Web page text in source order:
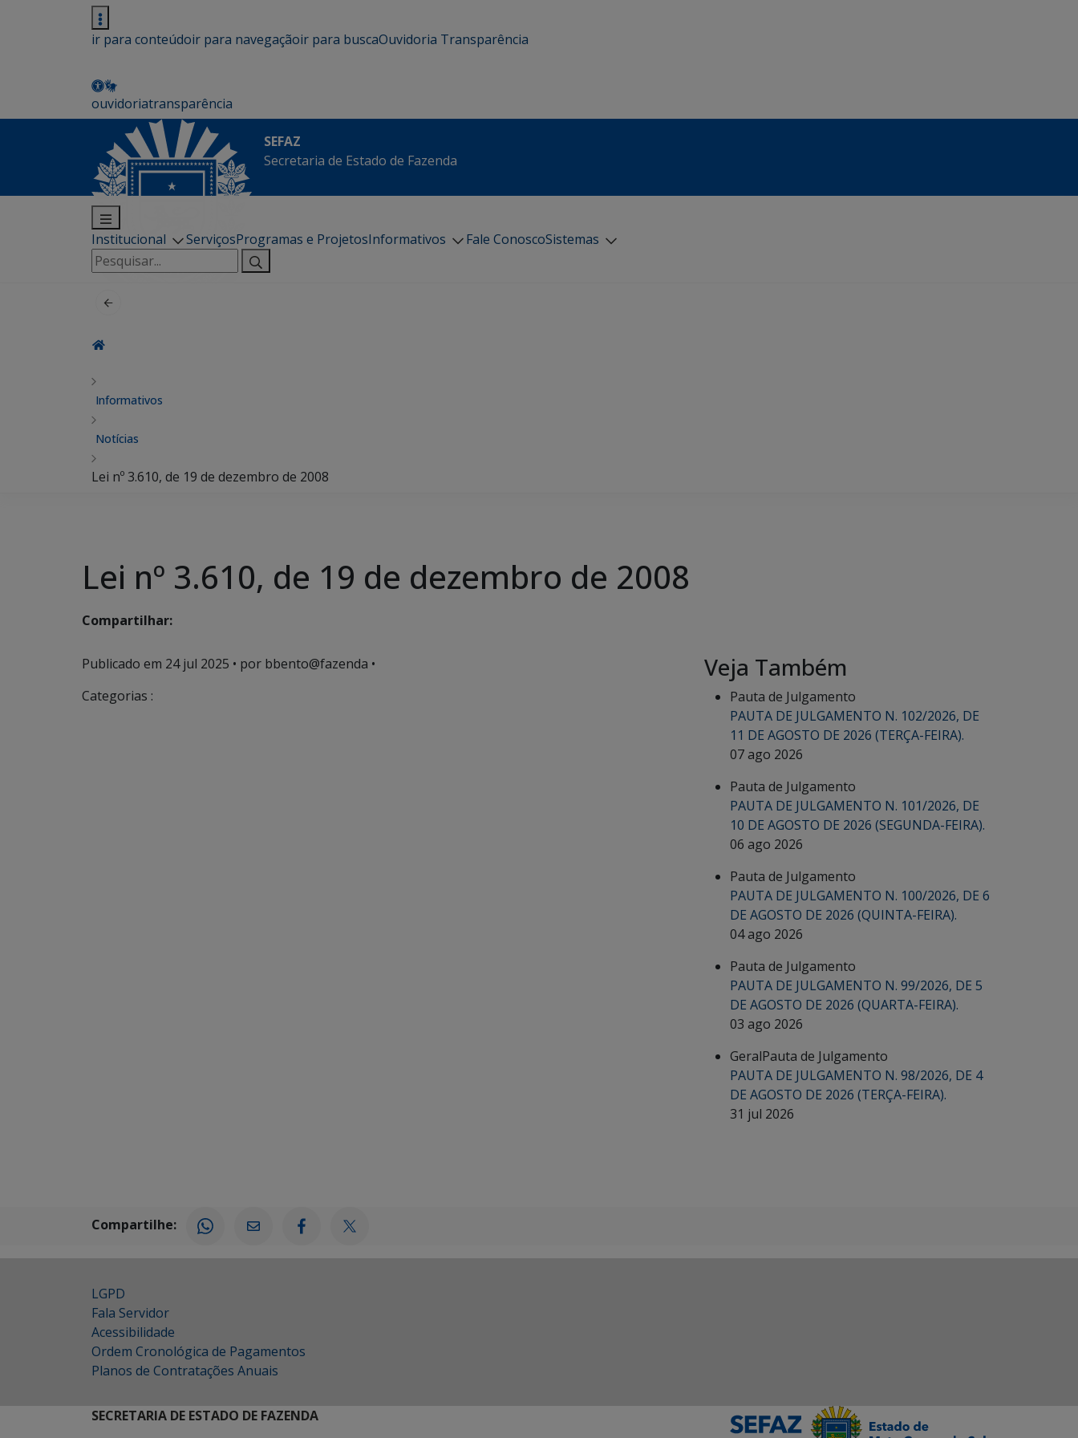
ir para conteúdoir para navegaçãoir para buscaOuvidoria Transparência
ouvidoriatransparência
SEFAZ
Secretaria de Estado de Fazenda
Institucional ServiçosProgramas e ProjetosInformativos Fale ConoscoSistemas
Pesquisar
por:
Informativos
Notícias
Lei nº 3.610, de 19 de dezembro de 2008
Lei nº 3.610, de 19 de dezembro de 2008
Compartilhar:
Publicado em 24 jul 2025 • por bbento@fazenda •
Categorias :
Veja Também
Pauta de Julgamento
PAUTA DE JULGAMENTO N. 102/2026, DE
11 DE AGOSTO DE 2026 (TERÇA-FEIRA).
07 ago 2026
Pauta de Julgamento
PAUTA DE JULGAMENTO N. 101/2026, DE
10 DE AGOSTO DE 2026 (SEGUNDA-FEIRA).
06 ago 2026
Pauta de Julgamento
PAUTA DE JULGAMENTO N. 100/2026, DE 6
DE AGOSTO DE 2026 (QUINTA-FEIRA).
04 ago 2026
Pauta de Julgamento
PAUTA DE JULGAMENTO N. 99/2026, DE 5
DE AGOSTO DE 2026 (QUARTA-FEIRA).
03 ago 2026
GeralPauta de Julgamento
PAUTA DE JULGAMENTO N. 98/2026, DE 4
DE AGOSTO DE 2026 (TERÇA-FEIRA).
31 jul 2026
Compartilhe:
LGPD
Fala Servidor
Acessibilidade
Ordem Cronológica de Pagamentos
Planos de Contratações Anuais
SECRETARIA DE ESTADO DE FAZENDA